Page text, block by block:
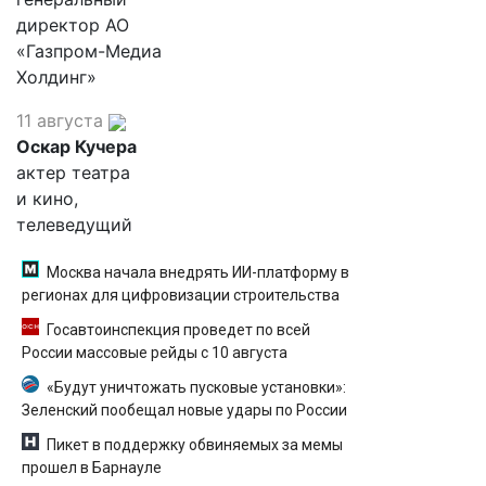
директор АО
«Газпром-Медиа
Холдинг»
11 августа
Оскар Кучера
актер театра
и кино,
телеведущий
Москва начала внедрять ИИ-платформу в
регионах для цифровизации строительства
Госавтоинспекция проведет по всей
России массовые рейды с 10 августа
«Будут уничтожать пусковые установки»:
Зеленский пообещал новые удары по России
Пикет в поддержку обвиняемых за мемы
прошел в Барнауле